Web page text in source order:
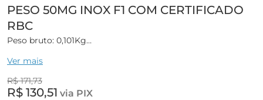
PESO 50MG INOX F1 COM CERTIFICADO
RBC
Peso bruto: 0,101Kg
Ver mais
R$ 171,73
R$ 130,51 via PIX